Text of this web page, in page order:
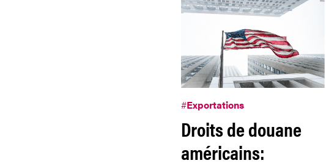
#Exportations
Droits de douane
américains: